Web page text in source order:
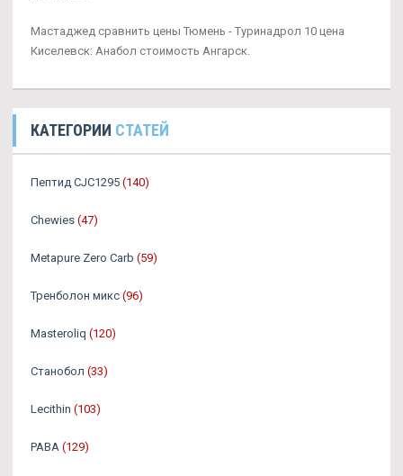
Мастаджед сравнить цены Тюмень - Туринадрол 10 цена
Киселевск: Анабол стоимость Ангарск.
КАТЕГОРИИ СТАТЕЙ
Пептид CJC1295 (140)
Chewies (47)
Metapure Zero Carb (59)
Тренболон микс (96)
Masteroliq (120)
Станобол (33)
Lecithin (103)
PABA (129)